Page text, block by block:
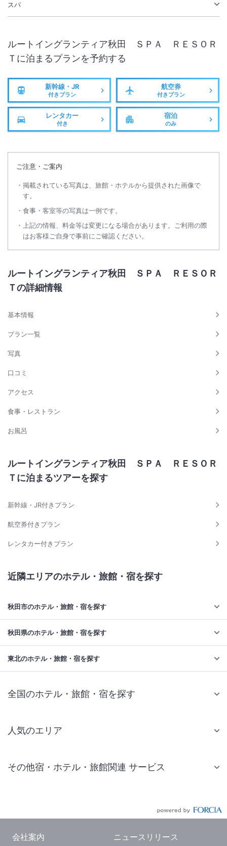
スパ
ルートイングランティア秋田 ＳＰＡ ＲＥＳＯＲ
Ｔ に泊まるプランを予約する
新幹線・JR
付きプラン
航空券
付きプラン
レンタカー
付き
宿泊
のみ
ご注意・ご案内
掲載されている写真は、旅館・ホテルから提供された画像で
す。
食事・客室等の写真は一例です。
上記の情報、料金等は変更になる場合があります。ご利用の際
はお客様ご自身で事前にご確認ください。
ルートイングランティア秋田 ＳＰＡ ＲＥＳＯＲ
Ｔの詳細情報
基本情報
プラン一覧
写真
口コミ
アクセス
食事・レストラン
お風呂
ルートイングランティア秋田 ＳＰＡ ＲＥＳＯＲ
Ｔに泊まるツアーを探す
新幹線・JR付きプラン
航空券付きプラン
レンタカー付きプラン
近隣エリアのホテル・旅館・宿を探す
秋田市のホテル・旅館・宿を探す
秋田県のホテル・旅館・宿を探す
東北のホテル・旅館・宿を探す
全国のホテル・旅館・宿を探す
人気のエリア
仙台 ホテル
東京ドーム ホテル
その他宿・ホテル・旅館関連 サービス
会社案内 ニュースリリース